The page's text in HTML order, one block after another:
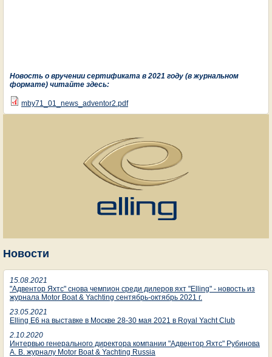
Новость о вручении сертификата в 2021 году (в журнальном
формате) читайте здесь:
mby71_01_news_adventor2.pdf
Новости
15.08.2021
"Адвентор Яхтс" снова чемпион среди дилеров яхт "Elling" - новость из
журнала Motor Boat & Yachting сентябрь-октябрь 2021 г.
23.05.2021
Elling E6 на выставке в Москве 28-30 мая 2021 в Royal Yacht Club
2.10.2020
Интервью генерального директора компании "Адвентор Яхтс" Рубинова
А. В. журналу Motor Boat & Yachting Russia